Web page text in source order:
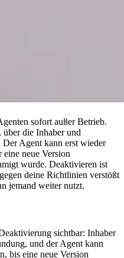
sofort außer Betrieb.
die Inhaber und
Agent kann erst wieder
neue Version
wurde. Deaktivieren ist
deine Richtlinien verstößt
jemand weiter nutzt.
sichtbar: Inhaber
und der Agent kann
bis eine neue Version